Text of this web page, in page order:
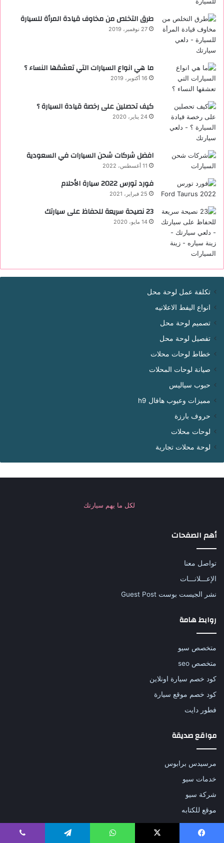
طرق التخلص من مخاوف قيادة المرأة للسيارة
27 نوفمبر، 2019
ما هي انواع السيارات التي تعشقها النساء ؟
16 أكتوبر، 2019
كيف تحصلين على رخصة قيادة السيارة ؟
24 يناير، 2020
افضل شركات شحن السيارات في السعودية
11 أغسطس، 2022
فورد تورس 2022 ‏سيارة الأحلام
25 فبراير، 2021
23 نصيحة سريعة للحفاظ على سيارتك
14 مايو، 2020
تكلفة عمل لوحة محل
انواع اليفط الاعلانيه
تصميم لوحة محل
تفصيل لوحة محل
خطاط لوحات محلات
صيانة لوحات المحلات
حبوب سياليس
مميزات وعيوب هافال h9
حروف بارزة
لوحات محلات
لوحة محلات تجارية
لكل ما يهم سيارتك
أهم الصفحات
تواصل معنا
الإعـــلانـــات
نشر الجيست بوست Guest Post
روابط هامة
متخصص سيو
متخصص seo
كود خصم سيارة اونلاين
كود خصم موقع سيارة
فطور دايت
مواقع صديقة
مرسيدس برابوس
خدمات سيو
شركة سيو
موقع للكتابه
مواقع هامة